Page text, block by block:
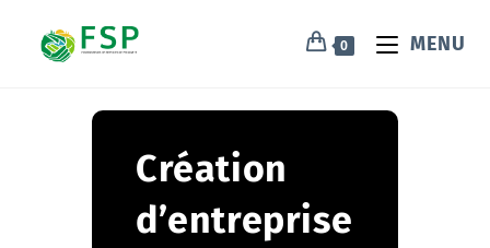
0 MENU
Création
d’entreprise